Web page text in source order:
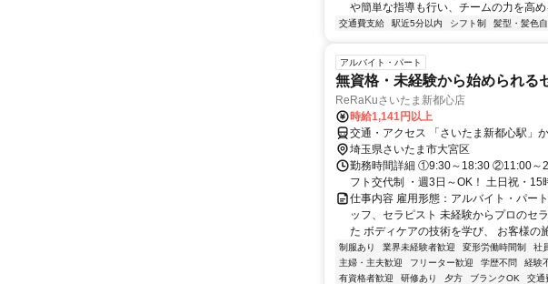
や簡単な指導も行い、チームの力を高
交通費支給 駅近5分以内 シフト制 髪型・髪色
アルバイト・パート
無資格・未経験から始められる
ReRaKuさいたま新都心店
時給1,141円以上
交通・アクセス 「さいたま新都心駅」
埼玉県さいたま市大宮区
勤務時間詳細 ①9:30～18:30 ②11:00～
フト交代制 ・週3日～OK！ 土日祝・15
仕事内容 雇用形態：アルバイト・パー
ッフ、セラピスト 未経験からプロのセ
た ボディケアの技術を学び、 お客様の
制服あり 業界未経験者歓迎 変形労働時間制 社
主婦・主夫歓迎
フリーター歓迎 学歴不問 経験
有資格者歓迎
研修あり 夕方 ブランクOK 交通